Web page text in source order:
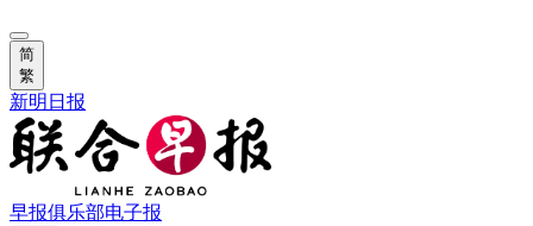
简
繁
新明日报
早报俱乐部电子报